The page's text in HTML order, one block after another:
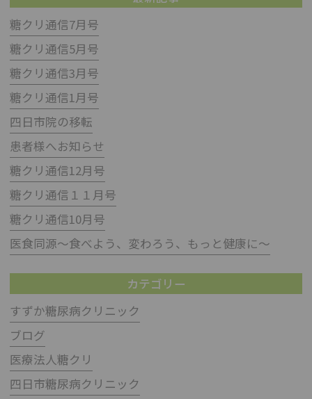
糖クリ通信7月号
糖クリ通信5月号
糖クリ通信3月号
糖クリ通信1月号
四日市院の移転
患者様へお知らせ
糖クリ通信12月号
糖クリ通信１１月号
糖クリ通信10月号
医食同源～食べよう、変わろう、もっと健康に～
カテゴリー
すずか糖尿病クリニック
ブログ
医療法人糖クリ
四日市糖尿病クリニック